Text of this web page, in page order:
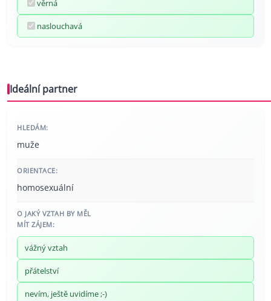
věrná
naslouchavá
Ideální partner
HLEDÁM:
muže
ORIENTACE:
homosexuální
O JAKÝ VZTAH BY MĚL
MÍT ZÁJEM:
vážný vztah
přátelství
nevím, ještě uvidíme ;-)